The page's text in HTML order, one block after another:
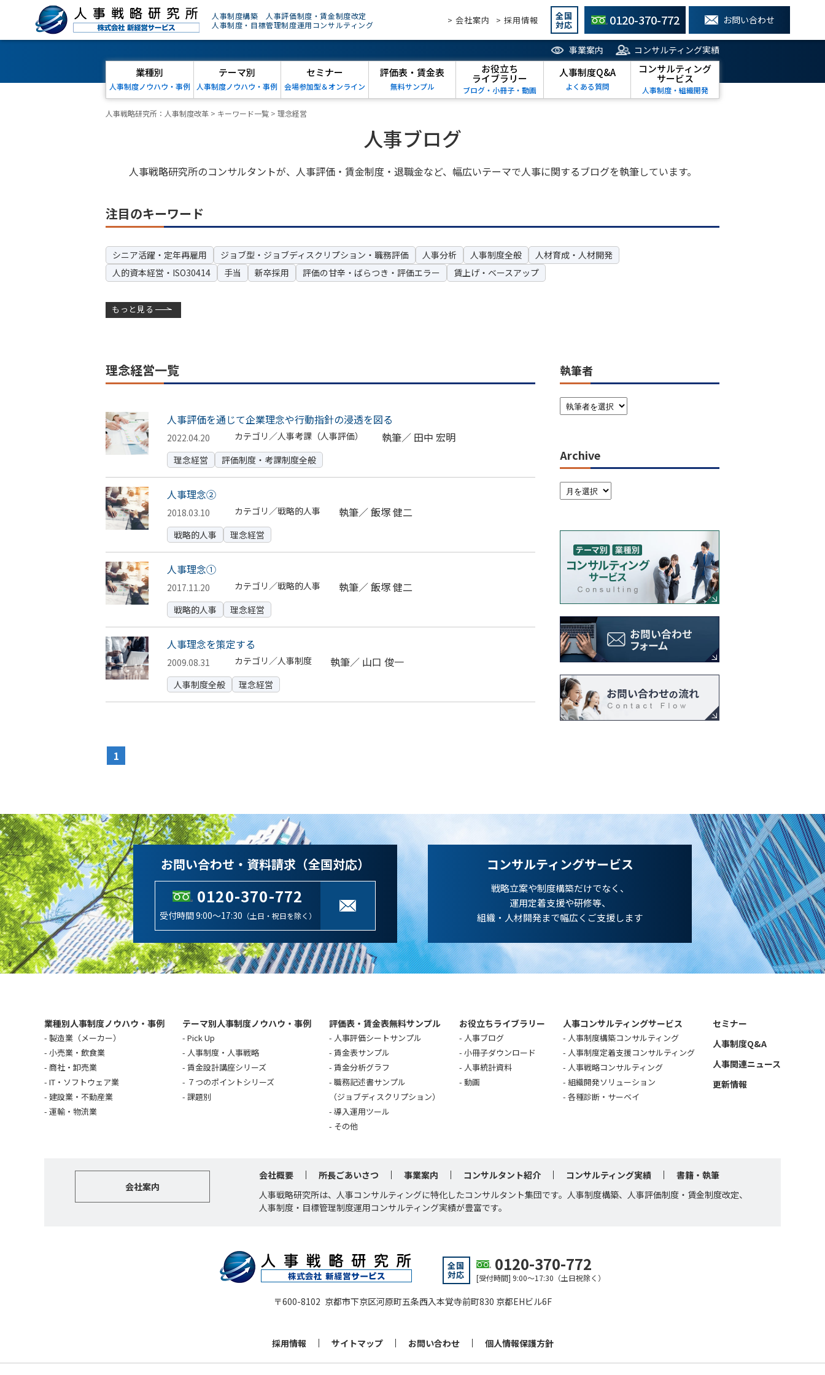
人事制度構築 人事評価制度・賃金制度改定
人事制度・目標管理制度運用コンサルティング
> 会社案内 > 採用情報 全国
対応 0120-370-772 お問い合わせ
事業案内 コンサルティング実績
業種別
人事制度ノウハウ・事例
テーマ別
人事制度ノウハウ・事例
セミナー
会場参加型＆オンライン
評価表・賃金表
無料サンプル
お役立ち
ライブラリー
ブログ・小冊子・動画
人事制度Q&A
よくある質問
コンサルティング
サービス
人事制度・組織開発
人事戦略研究所：人事制度改革 > キーワード一覧 > 理念経営
人事ブログ
人事戦略研究所のコンサルタントが、人事評価・賃金制度・退職金など、幅広いテーマで人事に関するブログを執筆しています。
注目のキーワード
シニア活躍・定年再雇用 ジョブ型・ジョブディスクリプション・職務評価 人事分析 人事制度全般
人材育成・人材開発
人的資本経営・ISO30414
手当 新卒採用 評価の甘辛・ばらつき・評価エラー 賃上げ・ベースアップ
もっと見る
理念経営一覧
人事評価を通じて企業理念や行動指針の浸透を図る
2022.04.20 カテゴリ／人事考課（人事評価） 執筆／ 田中 宏明
理念経営 評価制度・考課制度全般
人事理念②
2018.03.10 カテゴリ／戦略的人事 執筆／飯塚 健二
戦略的人事 理念経営
人事理念①
2017.11.20 カテゴリ／戦略的人事 執筆／飯塚 健二
戦略的人事 理念経営
人事理念を策定する
2009.08.31 カテゴリ／人事制度 執筆／ 山口 俊一
人事制度全般 理念経営
1
執筆者
Archive
お問い合わせ・資料請求（全国対応）
0120-370-772
受付時間 9:00～17:30 （土日・祝日を除く）
コンサルティングサービス
戦略立案や制度構築だけでなく、
運用定着支援や研修等、
組織・人材開発まで幅広くご支援します
業種別人事制度ノウハウ・事例
製造業（メーカー）
小売業・飲食業
商社・卸売業
IT・ソフトウェア業
建設業・不動産業
運輸・物流業
テーマ別人事制度ノウハウ・事例
Pick Up
人事制度・人事戦略
賃金設計講座シリーズ
７つのポイントシリーズ
課題別
評価表・賃金表無料サンプル
人事評価シートサンプル
賃金表サンプル
賃金分析グラフ
職務記述書サンプル
（ジョブディスクリプション）
導入運用ツール
その他
お役立ちライブラリー
人事ブログ
小冊子ダウンロード
人事統計資料
動画
人事コンサルティングサービス
人事制度構築コンサルティング
人事制度定着支援コンサルティング
人事戦略コンサルティング
組織開発ソリューション
各種診断・サーベイ
セミナー
人事制度Q&A
人事関連ニュース
更新情報
会社案内
会社概要 所長ごあいさつ 事業案内 コンサルタント紹介 コンサルティング実績
書籍・執筆
人事戦略研究所は、人事コンサルティングに特化したコンサルタント集団です。人事制度構築、人事評価制度・賃金制度改定、
人事制度・目標管理制度運用コンサルティング実績が豊富です。
全国
対応
0120-370-772
[受付時間] 9:00～17:30（土日祝除く）
〒600-8102 京都市下京区河原町五条西入本覚寺前町830 京都EHビル6F
採用情報 サイトマップ お問い合わせ 個人情報保護方針